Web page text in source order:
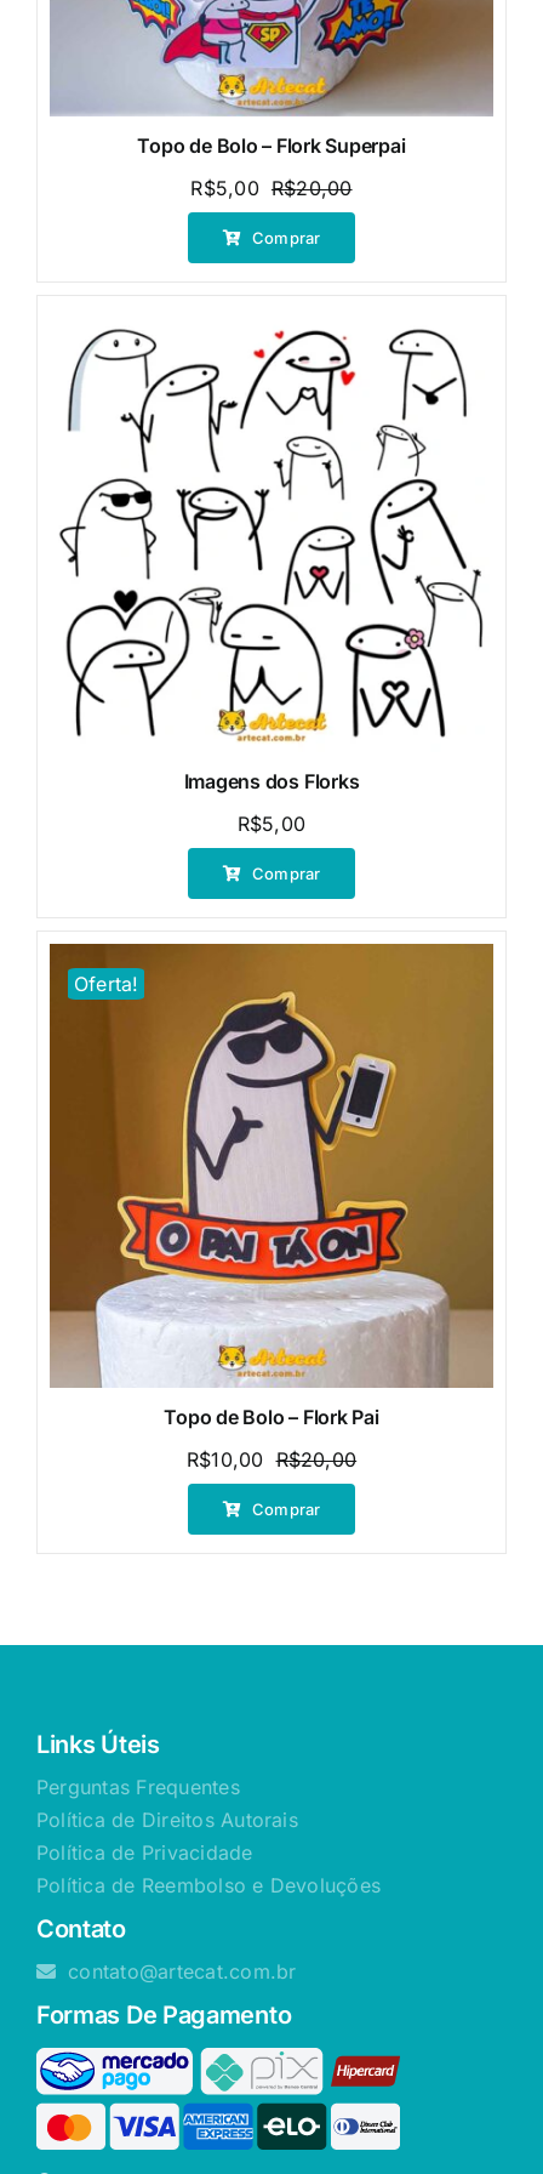
Topo de Bolo – Flork Superpai
R$20,00O
preço
era:
R$5,00
O
preço
é:
Comprar
Imagens dos Florks
R$5,00
Comprar
Oferta!
Topo de Bolo – Flork Pai
R$20,00O
preço
R$10,00
O
preço
Comprar
Links Úteis
Perguntas Frequentes
Política de Direitos Autorais
Política de Privacidade
Política de Reembolso e Devoluções
Contato
contato@artecat.com.br
Formas De Pagamento